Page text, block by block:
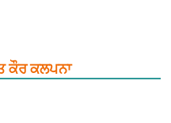
ਕੌਰ ਕਲਪਨਾ